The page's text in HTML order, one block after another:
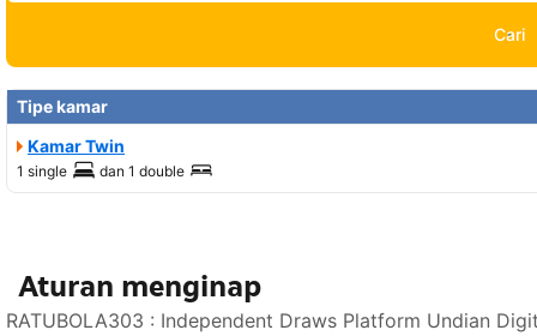
Cari
Tipe kamar
Kamar Twin
1 single dan 1 double
Aturan menginap
RATUBOLA303 : Independent Draws Platform Undian